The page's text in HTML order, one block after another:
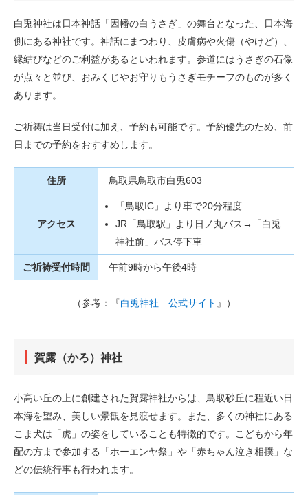
白兎神社は日本神話「因幡の白うさぎ」の舞台となった、日本海
側にある神社です。神話にまつわり、皮膚病や火傷（やけど）、
縁結びなどのご利益があるといわれます。参道にはうさぎの石像
が点々と並び、おみくじやお守りもうさぎモチーフのものが多く
あります。
ご祈祷は当日受付に加え、予約も可能です。予約優先のため、前
日までの予約をおすすめします。
住所 鳥取県鳥取市白兎603
アクセス
「鳥取IC」より車で20分程度
JR「鳥取駅」より日ノ丸バス→「白兎
神社前」バス停下車
ご祈祷受付時間 午前9時から午後4時
（参考：『白兎神社 公式サイト 』）
賀露（かろ）神社
小高い丘の上に創建された賀露神社からは、鳥取砂丘に程近い日
本海を望み、美しい景観を見渡せます。また、多くの神社にある
こま犬は「虎」の姿をしていることも特徴的です。こどもから年
配の方まで参加する「ホーエンヤ祭」や「赤ちゃん泣き相撲」な
どの伝統行事も行われます。